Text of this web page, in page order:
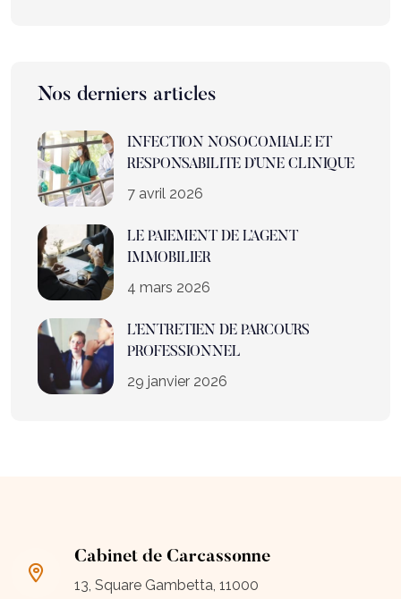
Nos derniers articles
INFECTION NOSOCOMIALE ET
RESPONSABILITE D’UNE CLINIQUE
7 avril 2026
LE PAIEMENT DE L’AGENT
IMMOBILIER
4 mars 2026
L’ENTRETIEN DE PARCOURS
PROFESSIONNEL
29 janvier 2026
Cabinet de Carcassonne
13, Square Gambetta, 11000